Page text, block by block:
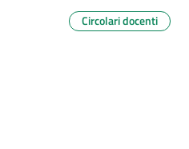
Circolari docenti